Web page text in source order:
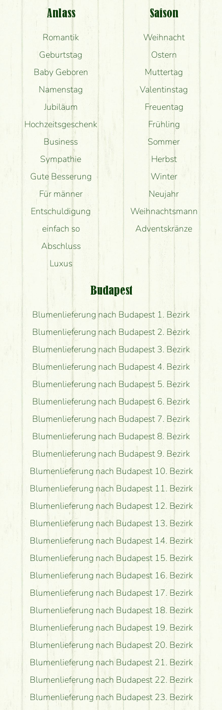
Anlass
Romantik
Geburtstag
Baby Geboren
Namenstag
Jubiläum
Hochzeitsgeschenk
Business
Sympathie
Gute Besserung
Für männer
Entschuldigung
einfach so
Abschluss
Luxus
Saison
Weihnacht
Ostern
Muttertag
Valentinstag
Freuentag
Frühling
Sommer
Herbst
Winter
Neujahr
Weihnachtsmann
Adventskränze
Budapest
Blumenlieferung nach Budapest 1. Bezirk
Blumenlieferung nach Budapest 2. Bezirk
Blumenlieferung nach Budapest 3. Bezirk
Blumenlieferung nach Budapest 4. Bezirk
Blumenlieferung nach Budapest 5. Bezirk
Blumenlieferung nach Budapest 6. Bezirk
Blumenlieferung nach Budapest 7. Bezirk
Blumenlieferung nach Budapest 8. Bezirk
Blumenlieferung nach Budapest 9. Bezirk
Blumenlieferung nach Budapest 10. Bezirk
Blumenlieferung nach Budapest 11. Bezirk
Blumenlieferung nach Budapest 12. Bezirk
Blumenlieferung nach Budapest 13. Bezirk
Blumenlieferung nach Budapest 14. Bezirk
Blumenlieferung nach Budapest 15. Bezirk
Blumenlieferung nach Budapest 16. Bezirk
Blumenlieferung nach Budapest 17. Bezirk
Blumenlieferung nach Budapest 18. Bezirk
Blumenlieferung nach Budapest 19. Bezirk
Blumenlieferung nach Budapest 20. Bezirk
Blumenlieferung nach Budapest 21. Bezirk
Blumenlieferung nach Budapest 22. Bezirk
Blumenlieferung nach Budapest 23. Bezirk